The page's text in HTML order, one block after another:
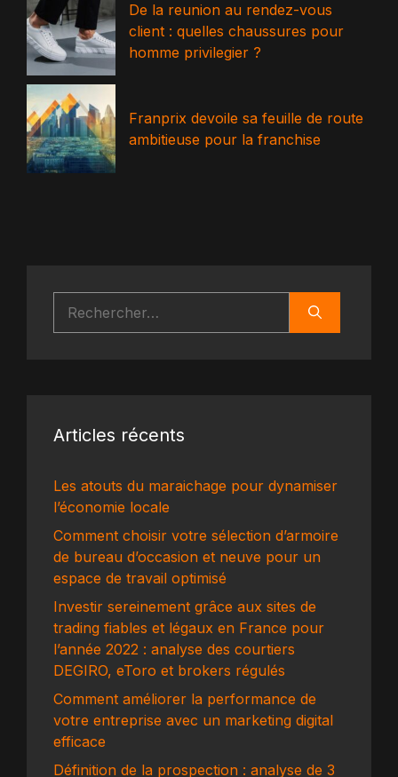
De la reunion au rendez-vous
client : quelles chaussures pour
homme privilegier ?
Franprix devoile sa feuille de route
ambitieuse pour la franchise
Articles récents
Les atouts du maraichage pour dynamiser
l’économie locale
Comment choisir votre sélection d’armoire
de bureau d’occasion et neuve pour un
espace de travail optimisé
Investir sereinement grâce aux sites de
trading fiables et légaux en France pour
l’année 2022 : analyse des courtiers
DEGIRO, eToro et brokers régulés
Comment améliorer la performance de
votre entreprise avec un marketing digital
efficace
Définition de la prospection : analyse de 3